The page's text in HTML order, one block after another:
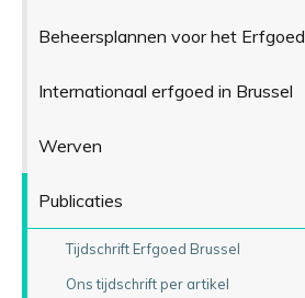
Beheersplannen voor het Erfgoed
Internationaal erfgoed in Brussel
Werven
Publicaties
Tijdschrift Erfgoed Brussel
Ons tijdschrift per artikel